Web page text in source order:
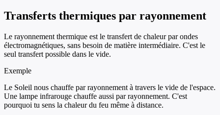
Transferts thermiques par rayonnement
Le rayonnement thermique est le transfert de chaleur par ondes
électromagnétiques, sans besoin de matière intermédiaire. C'est le
seul transfert possible dans le vide.
Exemple
Le Soleil nous chauffe par rayonnement à travers le vide de l'espace.
Une lampe infrarouge chauffe aussi par rayonnement. C'est
pourquoi tu sens la chaleur du feu même à distance.